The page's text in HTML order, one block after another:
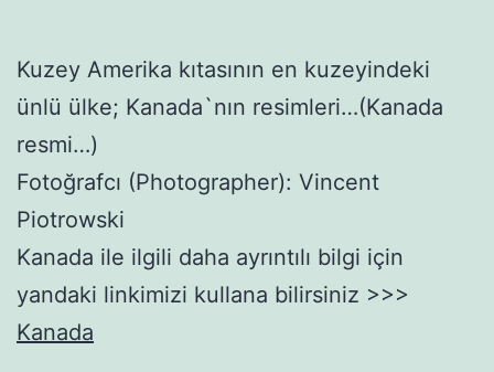
Kuzey Amerika kıtasının en kuzeyindeki
ünlü ülke; Kanada`nın resimleri…(Kanada
resmi…)
Fotoğrafcı (Photographer): Vincent
Piotrowski
Kanada ile ilgili daha ayrıntılı bilgi için
yandaki linkimizi kullana bilirsiniz >>>
Kanada